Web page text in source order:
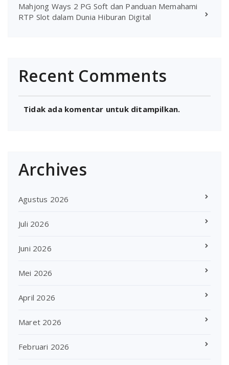
Mahjong Ways 2 PG Soft dan Panduan Memahami
RTP Slot dalam Dunia Hiburan Digital
Recent Comments
Tidak ada komentar untuk ditampilkan.
Archives
Agustus 2026
Juli 2026
Juni 2026
Mei 2026
April 2026
Maret 2026
Februari 2026